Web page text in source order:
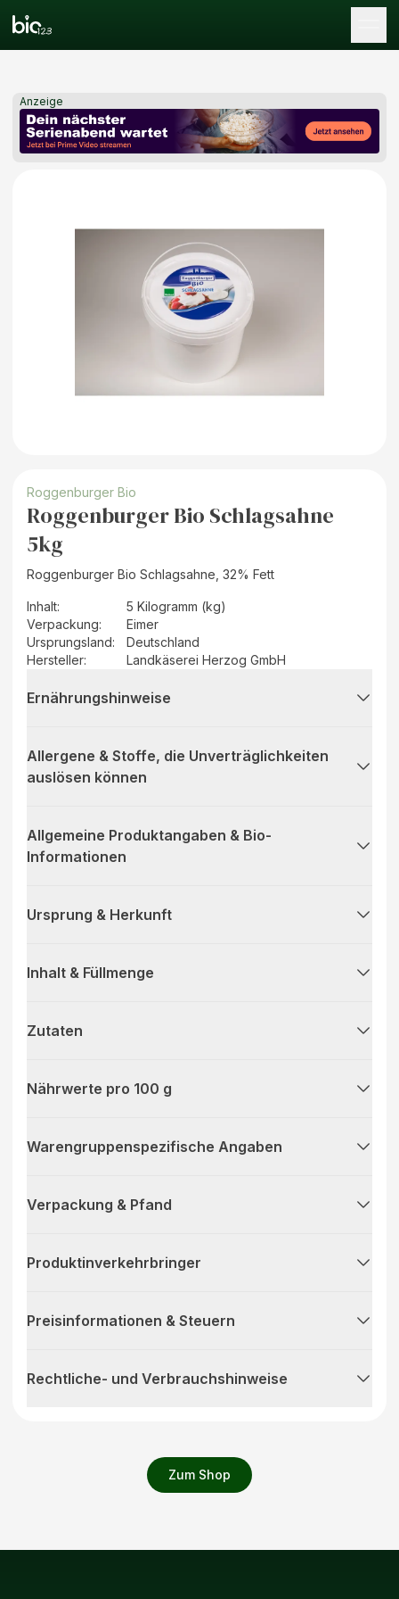
Anzeige
Zum Shop
Roggenburger Bio
Roggenburger Bio Schlagsahne
5kg
Roggenburger Bio Schlagsahne, 32% Fett
Inhalt:
5 Kilogramm (kg)
Verpackung:
Eimer
Ursprungsland:
Deutschland
Hersteller: Landkäserei Herzog GmbH
Ernährungshinweise
Allergene & Stoffe, die Unverträglichkeiten
auslösen können
Allgemeine Produktangaben & Bio-
Informationen
Ursprung & Herkunft
Inhalt & Füllmenge
Zutaten
Nährwerte pro 100 g
Warengruppenspezifische Angaben
Verpackung & Pfand
Produktinverkehrbringer
Preisinformationen & Steuern
Rechtliche- und Verbrauchshinweise